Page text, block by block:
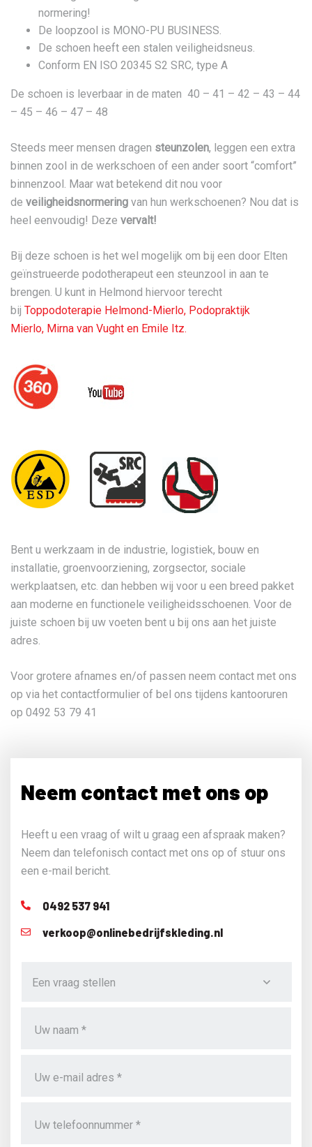
normering!
De loopzool is MONO-PU BUSINESS.
De schoen heeft een stalen veiligheidsneus.
Conform EN ISO 20345 S2 SRC, type A
De schoen is leverbaar in de maten 40 – 41 – 42 – 43 – 44
– 45 – 46 – 47 – 48
Steeds meer mensen dragen steunzolen, leggen een extra
binnen zool in de werkschoen of een ander soort “comfort”
binnenzool. Maar wat betekend dit nou voor
de veiligheidsnormering van hun werkschoenen? Nou dat is
heel eenvoudig! Deze vervalt!
Bij deze schoen is het wel mogelijk om bij een door Elten
geïnstrueerde podotherapeut een steunzool in aan te
brengen. U kunt in Helmond hiervoor terecht
bij Toppodoterapie Helmond-Mierlo, Podopraktijk
Mierlo, Mirna van Vught en Emile Itz.
Bent u werkzaam in de industrie, logistiek, bouw en
installatie, groenvoorziening, zorgsector, sociale
werkplaatsen, etc. dan hebben wij voor u een breed pakket
aan moderne en functionele veiligheidsschoenen. Voor de
juiste schoen bij uw voeten bent u bij ons aan het juiste
adres.
Voor grotere afnames en/of passen neem contact met ons
op via het contactformulier of bel ons tijdens kantooruren
op 0492 53 79 41
Neem contact met ons op
Heeft u een vraag of wilt u graag een afspraak maken?
Neem dan telefonisch contact met ons op of stuur ons
een e-mail bericht.
0492 537 941
verkoop@onlinebedrijfskleding.nl